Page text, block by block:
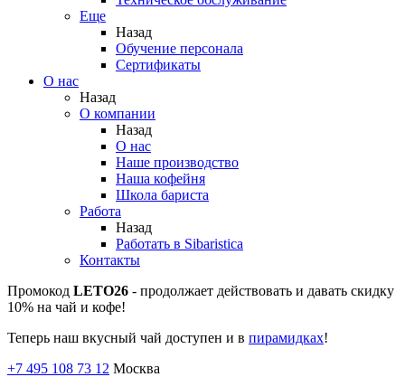
Еще
Назад
Обучение персонала
Сертификаты
О нас
Назад
O компании
Назад
О нас
Наше производство
Наша кофейня
Школа бариста
Работа
Назад
Работать в Sibaristica
Контакты
Промокод LETO26 - продолжает действовать и давать скидку
10% на чай и кофе!
Теперь наш вкусный чай доступен и в пирамидках!
+7 495 108 73 12 Москва